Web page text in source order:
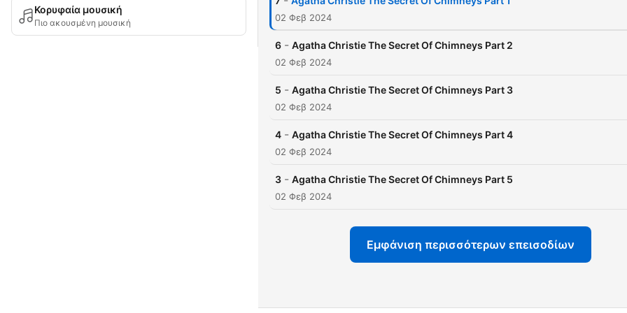
Κορυφαία μουσική
Πιο ακουσμένη μουσική
Eileen "Bundle" Brent.This
brings Christie's masterful
narration that captures the
plot. - Distinct character
that add depth and
and music that transport
to the heart of the action.
02 Φεβ 2024
6 - Agatha Christie The Secret Of Chimneys Part 2
02 Φεβ 2024
5 - Agatha Christie The Secret Of Chimneys Part 3
02 Φεβ 2024
4 - Agatha Christie The Secret Of Chimneys Part 4
02 Φεβ 2024
3 - Agatha Christie The Secret Of Chimneys Part 5
02 Φεβ 2024
Εμφάνιση περισσότερων επεισοδίων